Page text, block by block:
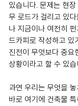
있습니다. 문제는 현
무 로드가 걸리고 있
나 지금이나 여전히
드카피로 작성하고 있
진전이 무엇보다 중요
상황이라고 할 수 있습
과연 우리는 무엇을
바로 여기에 건축물